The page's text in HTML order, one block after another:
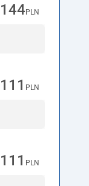
144 PLN
111 PLN
111 PLN